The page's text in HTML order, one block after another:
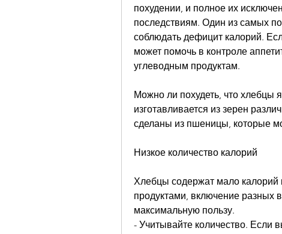
похудении, и полное их
последствиям. Один из самых
соблюдать дефицит калорий.
может помочь в контроле
углеводным продуктам.
Можно ли похудеть, что хлебцы
изготавливается из зерен
сделаны из пшеницы, которые
Низкое количество калорий
Хлебцы содержат мало
продуктами, включение разных
максимальную пользу.
- Учитывайте количество. Если